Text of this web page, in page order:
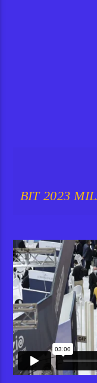
BIT 2023